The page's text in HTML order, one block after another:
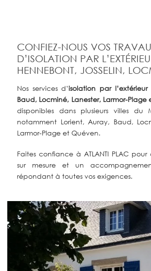
CONFIEZ-NOUS VOS
D’ISOLATION PAR
HENNEBONT, JOSSELIN,
Nos servicesd’isolation par l’extérieur
Baud, Locminé, Lanester, Larmor-Plage
disponibles dans plusieurs villes du
notamment Lorient, Auray, Baud,
Larmor-Plage et Quéven.
Faites confiance à ATLANTI PLAC pour
sur mesure et un
répondant à toutes vos exigences.